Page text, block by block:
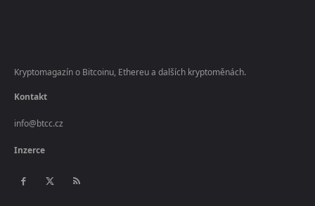
Kryptomagazín o Bitcoinu, Ethereu a dalších kryptoměnách.
Kontakt
info@btcc.cz
Inzerce